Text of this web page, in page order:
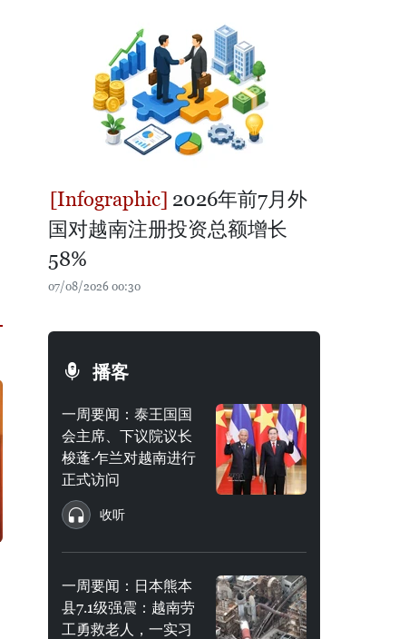
2026年前7月外
国对越南注册投资总额增长
58%
07/08/2026 00:30
播客
一周要闻：泰王国国
会主席、下议院议长
梭蓬·乍兰对越南进行
正式访问
收听
一周要闻：日本熊本
县7.1级强震：越南劳
工勇救老人，一实习